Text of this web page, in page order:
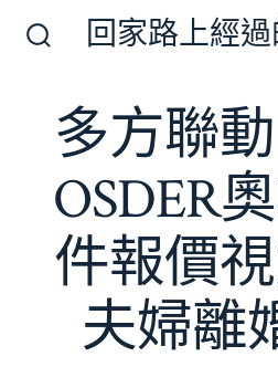
換
回家路上經
多方聯
OSDER
件報價
夫婦離